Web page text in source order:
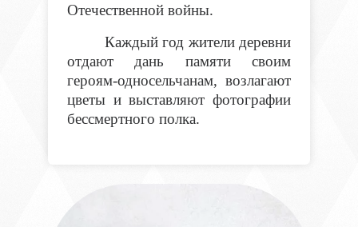
Отечественной войны.
Каждый год жители деревни
отдают дань памяти своим
героям-односельчанам, возлагают
цветы и выставляют фотографии
бессмертного полка.